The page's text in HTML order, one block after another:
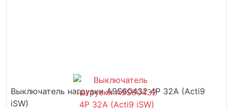
Выключатель нагрузки A9S60432 4P 32A (Acti9
iSW)